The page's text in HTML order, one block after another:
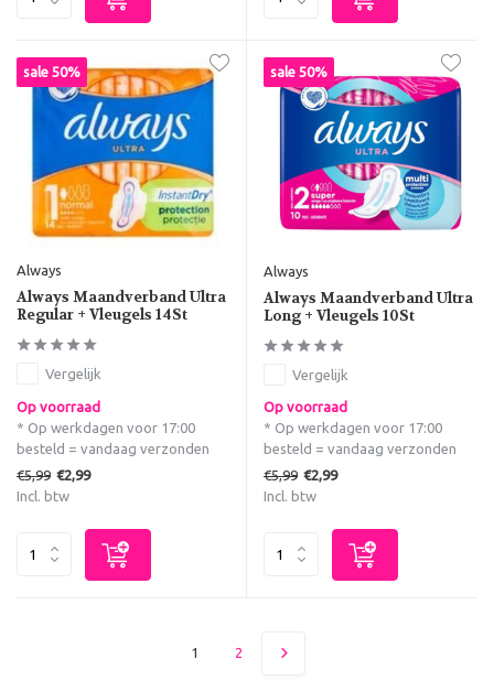
sale 50%
Always
Always Maandverband Ultra
Regular + Vleugels 14St
Vergelijk
Op voorraad
* Op werkdagen voor 17:00
besteld = vandaag verzonden
€5,99 €2,99
Incl. btw
sale 50%
Always
Always Maandverband Ultra
Long + Vleugels 10St
Vergelijk
Op voorraad
* Op werkdagen voor 17:00
besteld = vandaag verzonden
€5,99 €2,99
Incl. btw
1 2